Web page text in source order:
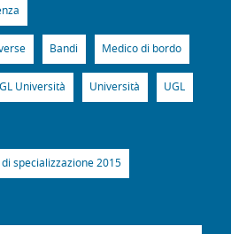
Bandi Medico di bordo
Università Università UGL
specializzazione 2015